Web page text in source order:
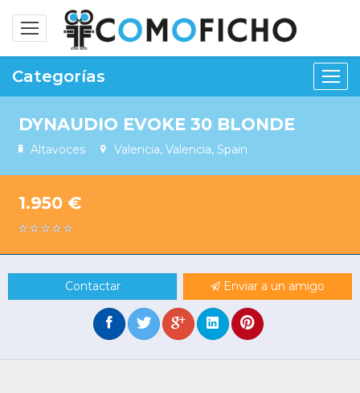
Alternar
navegación
Categorías
DYNAUDIO EVOKE 30 BLONDE
Altavoces Valencia, Valencia, Spain
1.950 €
Contactar Enviar a un amigo